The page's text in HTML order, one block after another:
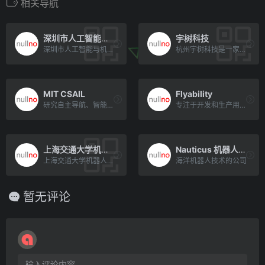
相关导航
深圳市人工智能与机器人研究院
深圳市人工智能与机器人研究院（ShenzhenInstituteofArtificialIntelli[…]
宇树科技
杭州宇树科技是一家世界知名的机器人公司，专注于消费级、行业级高性能通用足式/人形机器人及灵巧机械臂的自主研发、[…]
MIT CSAIL
研究自主导航、智能感知和多机器人协作等
Flyability
专注于开发和生产用于无人机操作的创新技术
上海交通大学机器人研究所
上海交通大学机器人研究所是上海交通大学的机器人研究机构，他们在机器人智能与决策、机器人技术与系统、机器人感知与[…]
Nauticus 机器人公司
海洋机器人技术的公司
暂无评论